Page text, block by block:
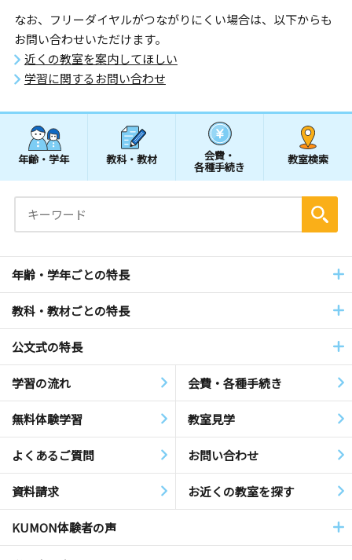
なお、フリーダイヤルがつながりにくい場合は、以下からも
お問い合わせいただけます。
近くの教室を案内してほしい
学習に関するお問い合わせ
年齢・学年 教科・教材 会費・
各種手続き
教室検索
年齢・学年ごとの特長
教科・教材ごとの特長
公文式の特長
学習の流れ 会費・各種手続き
無料体験学習 教室見学
よくあるご質問 お問い合わせ
資料請求 お近くの教室を探す
KUMON体験者の声